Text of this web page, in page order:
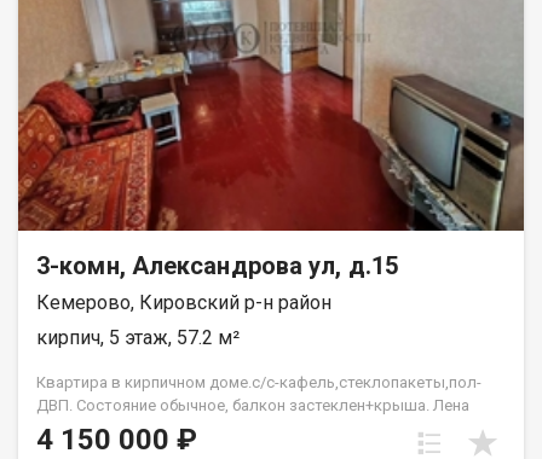
3-комн, Александрова ул, д.15
Кемерово, Кировский р-н район
кирпич, 5 этаж, 57.2 м²
Квартира в кирпичном доме.с/с-кафель,стеклопакеты,пол-
ДВП. Состояние обычное, балкон застеклен+крыша. Лена
Васильева
4 150 000 ₽